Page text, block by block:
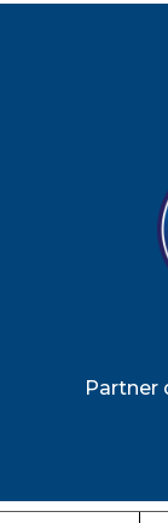
Partner